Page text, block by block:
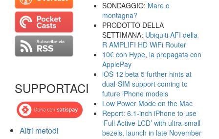
SUPPORTACI
Altri metodi
SONDAGGIO: Mare o
montagna?
PRODOTTO DELLA
SETTIMANA: Ubiquiti AFI della
R AMPLIFI HD WiFi Router
10€ con Hype, la prepagata con
ApplePay
iOS 12 beta 5 further hints at
dual-SIM support coming to
future iPhone models
Low Power Mode on the Mac
Report: 6.1-inch iPhone to use
‘Full Active LCD’ with ultra-small
bezels, launch in late November